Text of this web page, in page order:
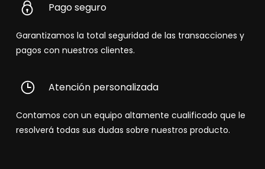
Pago seguro
Garantizamos la total seguridad de las transacciones y
pagos con nuestros clientes.
Atención personalizada
Contamos con un equipo altamente cualificado que le
resolverá todas sus dudas sobre nuestros producto.